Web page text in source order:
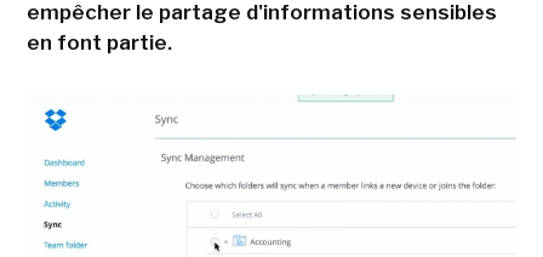
empêcher le partage d'informations sensibles
en font partie.